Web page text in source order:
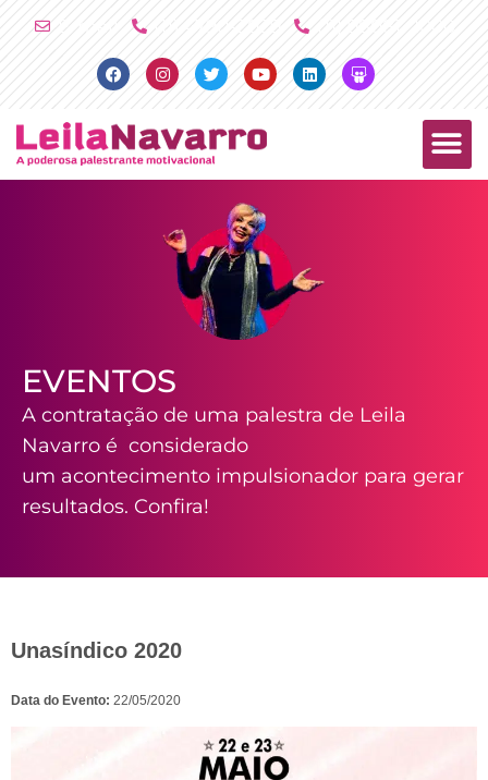
FacebookInstagramTwitterYoutubeLinkedinSlideshare
EVENTOS
A contratação de uma palestra de Leila
Navarro é considerado
um acontecimento impulsionador para gerar
resultados. Confira!
Unasíndico 2020
Data do Evento: 22/05/2020